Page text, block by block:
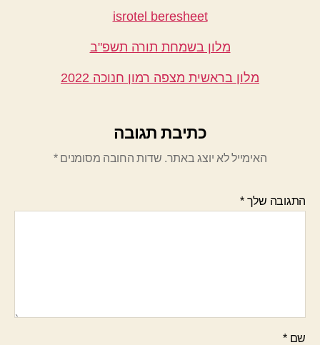
isrotel beresheet
מלון בשמחת תורה תשפ"ב
מלון בראשית מצפה רמון חנוכה 2022
כתיבת תגובה
האימייל לא יוצג באתר. שדות החובה מסומנים*
התגובה שלך*
שם*